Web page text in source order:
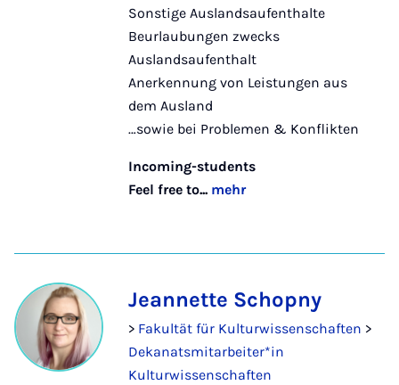
Sonstige Auslandsaufenthalte
Beurlaubungen zwecks
Auslandsaufenthalt
Anerkennung von Leistungen aus
dem Ausland
…sowie bei Problemen & Konflikten
Incoming-students
Feel free to... mehr
Jeannette Schopny
> Fakultät für Kulturwissenschaften >
Dekanatsmitarbeiter*in
Kulturwissenschaften